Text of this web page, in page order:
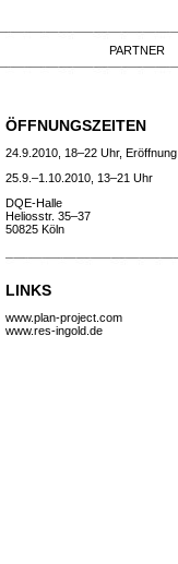
PARTNER
ÖFFNUNGSZEITEN
24.9.2010, 18–22 Uhr, Eröffnung
25.9.–1.10.2010, 13–21 Uhr
DQE-Halle
Heliosstr. 35–37
50825 Köln
LINKS
www.plan-project.com
www.res-ingold.de